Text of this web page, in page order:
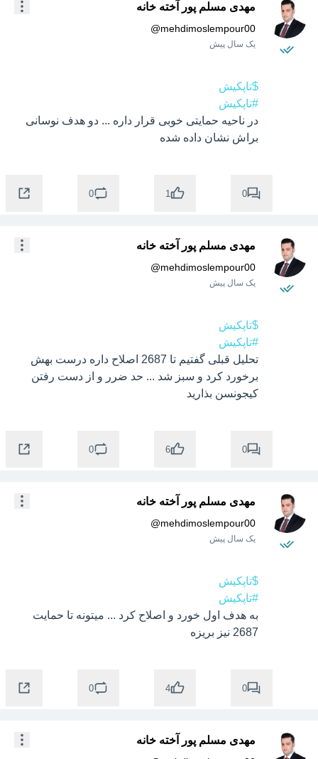
مهدی مسلم پور آخته خانه
@mehdimoslempour00
یک سال پیش
$تاپکیش
#تاپکیش
براش نشان داده شده
0
1
0
مهدی مسلم پور آخته خانه
@mehdimoslempour00
یک سال پیش
$تاپکیش
#تاپکیش
کیجونسن بذارید
0
6
0
مهدی مسلم پور آخته خانه
@mehdimoslempour00
یک سال پیش
$تاپکیش
#تاپکیش
2687 نیز بریزه
0
4
0
مهدی مسلم پور آخته خانه